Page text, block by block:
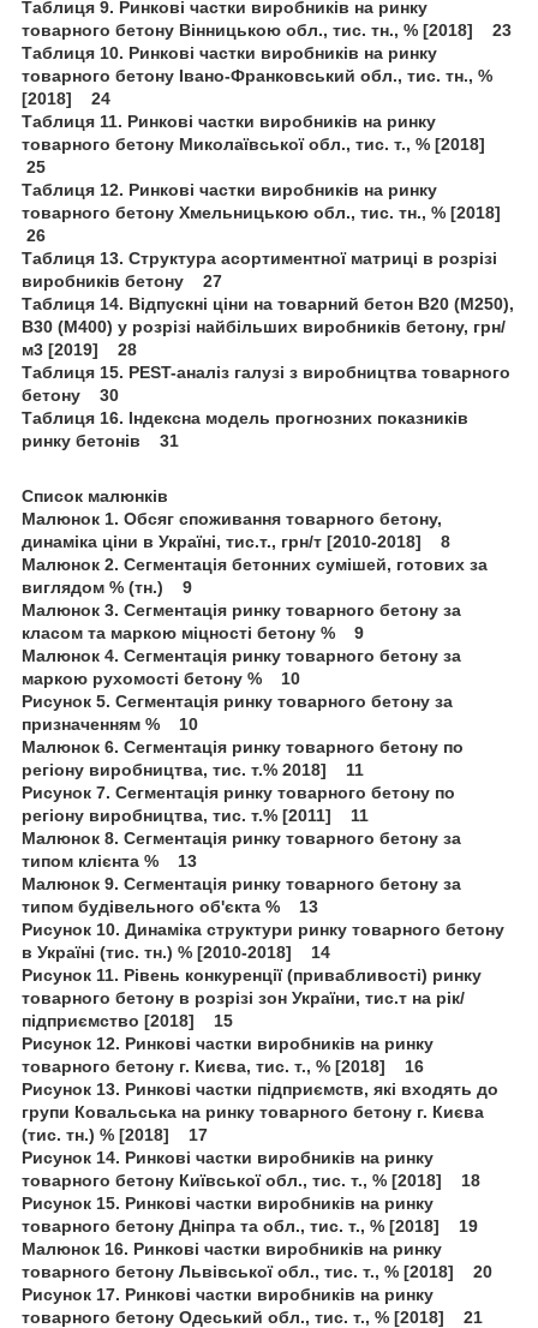
Таблиця 9. Ринкові частки виробників на ринку
товарного бетону Вінницькою обл., тис. тн., % [2018] 23
Таблиця 10. Ринкові частки виробників на ринку
товарного бетону Івано-Франковський обл., тис. тн., %
[2018] 24
Таблиця 11. Ринкові частки виробників на ринку
товарного бетону Миколаївської обл., тис. т., % [2018]
25
Таблиця 12. Ринкові частки виробників на ринку
товарного бетону Хмельницькою обл., тис. тн., % [2018]
26
Таблиця 13. Структура асортиментної матриці в розрізі
виробників бетону 27
Таблиця 14. Відпускні ціни на товарний бетон B20 (М250),
B30 (М400) у розрізі найбільших виробників бетону, грн/
м3 [2019] 28
Таблиця 15. PEST-аналіз галузі з виробництва товарного
бетону 30
Таблиця 16. Індексна модель прогнозних показників
ринку бетонів 31
Список малюнків
Малюнок 1. Обсяг споживання товарного бетону,
динаміка ціни в Україні, тис.т., грн/т [2010-2018] 8
Малюнок 2. Сегментація бетонних сумішей, готових за
виглядом % (тн.) 9
Малюнок 3. Сегментація ринку товарного бетону за
класом та маркою міцності бетону % 9
Малюнок 4. Сегментація ринку товарного бетону за
маркою рухомості бетону % 10
Рисунок 5. Сегментація ринку товарного бетону за
призначенням % 10
Малюнок 6. Сегментація ринку товарного бетону по
регіону виробництва, тис. т.% 2018] 11
Рисунок 7. Сегментація ринку товарного бетону по
регіону виробництва, тис. т.% [2011] 11
Малюнок 8. Сегментація ринку товарного бетону за
типом клієнта % 13
Малюнок 9. Сегментація ринку товарного бетону за
типом будівельного об'єкта % 13
Рисунок 10. Динаміка структури ринку товарного бетону
в Україні (тис. тн.) % [2010-2018] 14
Рисунок 11. Рівень конкуренції (привабливості) ринку
товарного бетону в розрізі зон України, тис.т на рік/
підприємство [2018] 15
Рисунок 12. Ринкові частки виробників на ринку
товарного бетону г. Києва, тис. т., % [2018] 16
Рисунок 13. Ринкові частки підприємств, які входять до
групи Ковальська на ринку товарного бетону г. Києва
(тис. тн.) % [2018] 17
Рисунок 14. Ринкові частки виробників на ринку
товарного бетону Київської обл., тис. т., % [2018] 18
Рисунок 15. Ринкові частки виробників на ринку
товарного бетону Дніпра та обл., тис. т., % [2018] 19
Малюнок 16. Ринкові частки виробників на ринку
товарного бетону Львівської обл., тис. т., % [2018] 20
Рисунок 17. Ринкові частки виробників на ринку
товарного бетону Одеський обл., тис. т., % [2018] 21